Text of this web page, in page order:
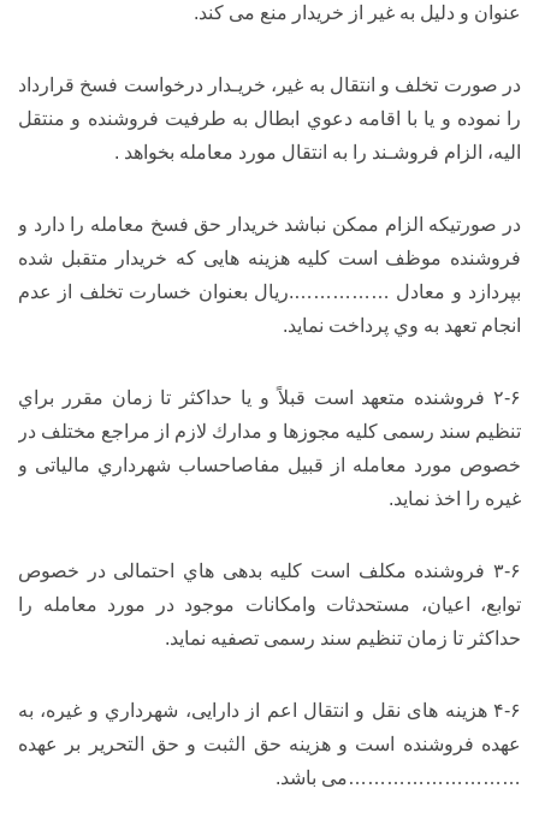
عنوان و دلیل به غیر از خریدار منع می کند.
در صورت تخلف و انتقال به غیر، خریـدار درخواست فسخ قرارداد
را نموده و یا با اقامه دعوي ابطال به طرفیت فروشنده و منتقل
الیه، الزام فروشـند را به انتقال مورد معامله بخواهد .
در صورتیکه الزام ممکن نباشد خریدار حق فسخ معامله را دارد و
فروشنده موظف است کلیه هزینه هایی که خریدار متقبل شده
بپردازد و معادل …………….ریال بعنوان خسارت تخلف از عدم
انجام تعهد به وي پرداخت نماید.
۲-۶ فروشنده متعهد است قبلاً و یا حداکثر تا زمان مقرر براي
تنظیم سند رسمی کلیه مجوزها و مدارك لازم از مراجع مختلف در
خصوص مورد معامله از قبیل مفاصاحساب شهرداري مالیاتی و
غیره را اخذ نماید.
۳-۶ فروشنده مکلف است کلیه بدهی هاي احتمالی در خصوص
توابع، اعیان، مستحدثات وامکانات موجود در مورد معامله را
حداکثر تا زمان تنظیم سند رسمی تصفیه نماید.
۴-۶ هزینه های نقل و انتقال اعم از دارایی، شهرداري و غیره، به
عهده فروشنده است و هزینه حق الثبت و حق التحریر بر عهده
………………………می باشد.